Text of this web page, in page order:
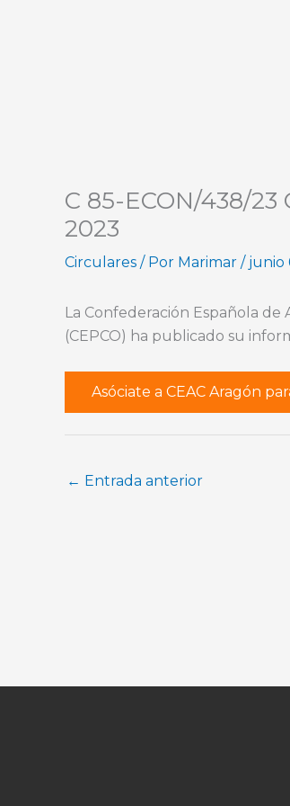
C 85-ECON/438/
2023
Circulares / Por Marimar / junio
La Confederación Española
(CEPCO) ha publicado su
Asóciate a CEAC Aragón
← Entrada anterior